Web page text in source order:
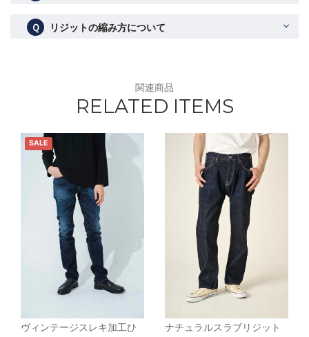
Ｑ リジットの縮み方について
関連商品
RELATED ITEMS
SALE
ヴィンテージスレキ加工ひ
ナチュラルスラブリジット